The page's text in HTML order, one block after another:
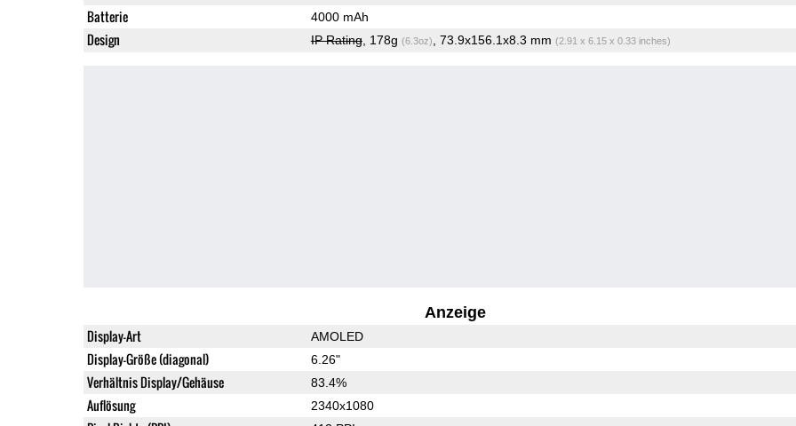
Batterie 4000 mAh
Design IP Rating, 178g (6.3oz) , 73.9x156.1x8.3 mm (2.91 x 6.15 x 0.33 inches)
Anzeige
Display-Art AMOLED
Display-Größe (diagonal) 6.26"
Verhältnis Display/Gehäuse 83.4%
Auflösung 2340x1080